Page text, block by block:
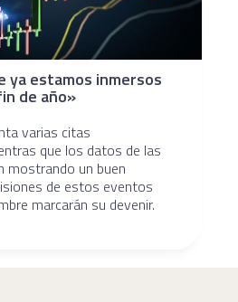
ya estamos inmersos
de año»
varias citas
que los datos de las
mostrando un buen
de estos eventos
marcarán su devenir.